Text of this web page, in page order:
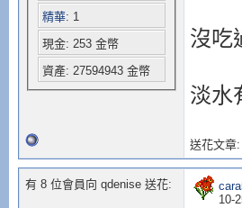
精華: 1
現金: 253 金幣
資產: 27594943 金幣
沒吃
淡水
送花文章
有 8 位會員向 qdenise 送花:
10-